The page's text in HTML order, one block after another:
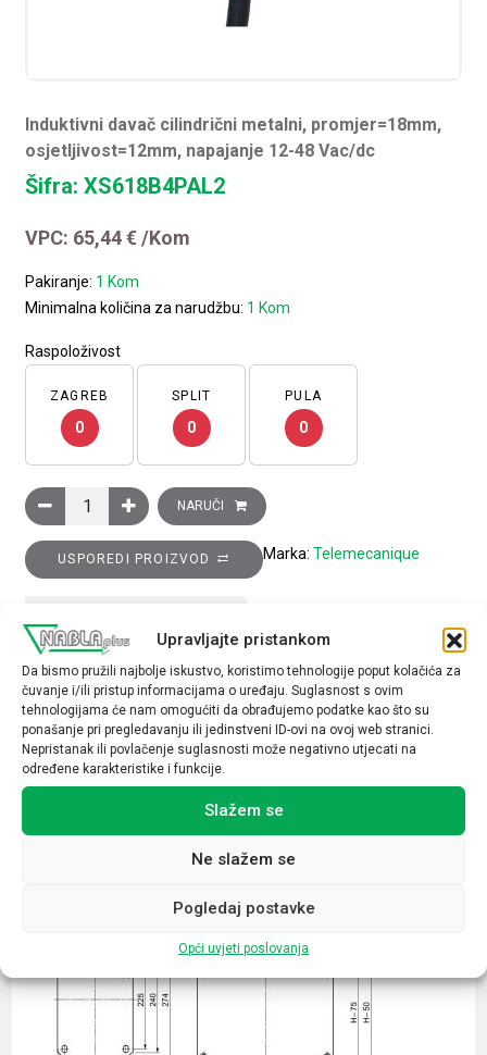
Upravljajte pristankom
Da bismo pružili najbolje iskustvo, koristimo tehnologije poput kolačića za
čuvanje i/ili pristup informacijama o uređaju. Suglasnost s ovim
tehnologijama će nam omogućiti da obrađujemo podatke kao što su
ponašanje pri pregledavanju ili jedinstveni ID-ovi na ovoj web stranici.
Nepristanak ili povlačenje suglasnosti može negativno utjecati na
određene karakteristike i funkcije.
Slažem se
Ne slažem se
Pogledaj postavke
Opći uvjeti poslovanja
Induktivni davač cilindrični metalni, promjer=18mm,
osjetljivost=12mm, napajanje 12-48 Vac/dc
Šifra: XS618B4PAL2
VPC: 65,44€ /Kom
Pakiranje: 1 Kom
Minimalna količina za narudžbu: 1 Kom
Raspoloživost
ZAGREB
0
SPLIT
0
PULA
0
Induktivni davač cilindrični metalni, promjer=18mm,
NARUČI
USPOREDI PROIZVOD Marka: Telemecanique
TEHNIČKE SPECIFIKACIJE
Povezani proizvodi